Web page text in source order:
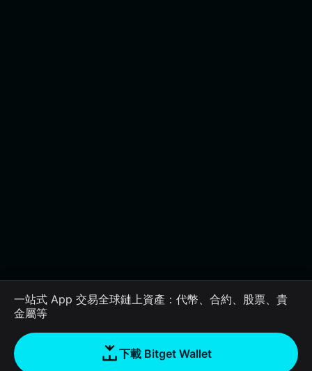
一站式 App 交易全球鏈上資產：代幣、合約、股票、貴
金屬等
下載 Bitget Wallet